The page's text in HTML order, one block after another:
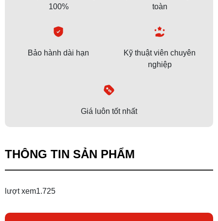
100%
toàn
Bảo hành dài hạn
Kỹ thuật viên chuyên
nghiệp
Giá luôn tốt nhất
THÔNG TIN SẢN PHẨM
lượt xem1.725